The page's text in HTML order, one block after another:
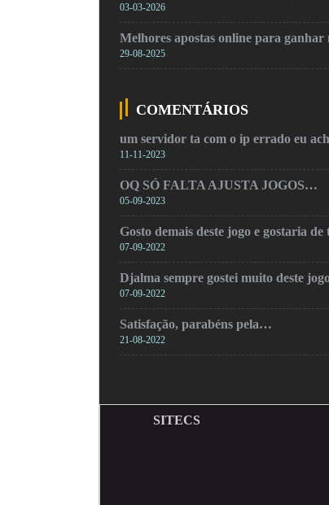
03-03-2026
Melhores apostas online para ganhar
29-08-2025
COMENTÁRIOS
um servidor ta com o ip errado eu
11-11-2023
OQ SÓ FALTA AJUSTA JOGOS…
05-09-2023
Gosto demais deste jogo e gostaria
07-09-2022
Djalma sempre gostei muito deste
07-09-2022
Satisfação, parabéns pela…
21-08-2022
SITECS